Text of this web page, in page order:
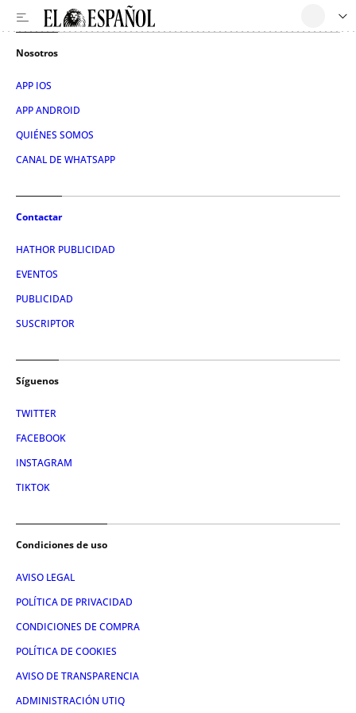
Nosotros
APP IOS
APP ANDROID
QUIÉNES SOMOS
CANAL DE WHATSAPP
Contactar
HATHOR PUBLICIDAD
EVENTOS
PUBLICIDAD
SUSCRIPTOR
Síguenos
TWITTER
FACEBOOK
INSTAGRAM
TIKTOK
Condiciones de uso
AVISO LEGAL
POLÍTICA DE PRIVACIDAD
CONDICIONES DE COMPRA
POLÍTICA DE COOKIES
AVISO DE TRANSPARENCIA
ADMINISTRACIÓN UTIQ